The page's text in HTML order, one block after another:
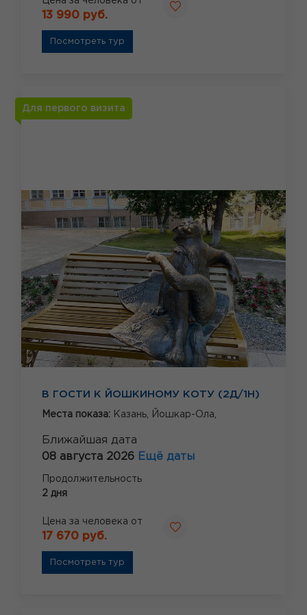
13 990 руб.
Посмотреть тур
Для первого визита
В ГОСТИ К ЙОШКИНОМУ КОТУ (2Д/1Н)
Места показа: Казань, Йошкар-Ола,
Ближайшая дата
08 августа 2026 Ещё даты
Продолжительность
2 дня
Цена за человека от
17 670 руб.
Посмотреть тур